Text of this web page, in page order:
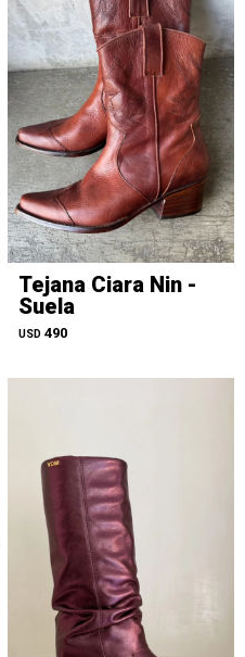
Tejana Ciara Nin -
Suela
USD 490